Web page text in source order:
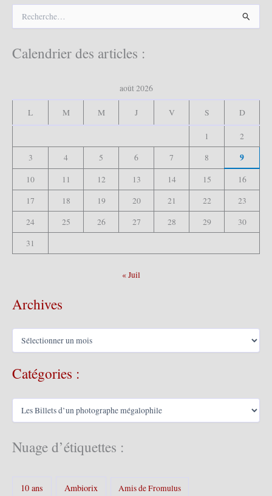
h
e
Calendrier des articles :
août 2026
L M M J V S D
1
2
3
4 5 6 7 8 9
10 11 12 13 14 15
16
17
18 19 20 21 22
23
24
25 26 27 28 29
30
31
« Juil
Archives
h
s
Catégories :
C
g
Nuage d’étiquettes :
10 ans Ambiorix Amis de Fromulus